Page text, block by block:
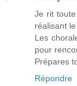
Je rit
réalisant
Les
pour
Prépares
Répondre